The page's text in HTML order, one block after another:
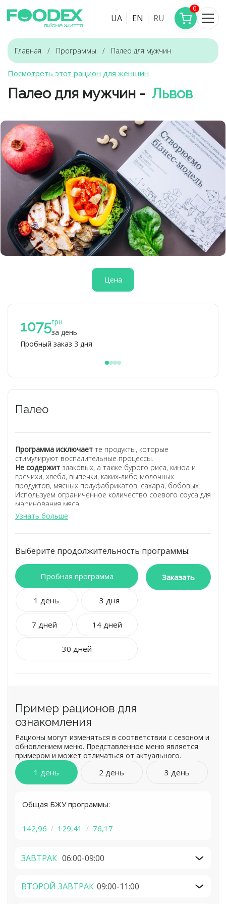
UA EN RU
0
Главная Программы Палео для мужчин
Посмотреть этот рацион для женщин
Палео для мужчин - Львов
Цена
1075грн
за день
Пробный заказ 3 дня
Палео
Программа исключает те продукты, которые
стимулируют воспалительные процессы.
Не содержит злаковых, а также бурого риса, киноа и
гречихи, хлеба, выпечки, каких-либо молочных
продуктов, мясных полуфабрикатов, сахара, бобовых.
Используем ограниченное количество соевого соуса для
маринования мяса.
Формируется врачом диетологом-эндокринологом в
соответствии не с количеством калорий, а учитывая
Все необходимые полезные элементы в вашем рационе.
Баланс белков, жиров и углеводов.
Подбор рациона по вашим параметрам.
Заболевания, при которых рекомендуется
придерживаться Палео-протокола: при наличии
артрита и псориаза, болезни Крона, целиакии,
железы, мочеполовой системы, вырезов, колите.
Узнать больше
Выберите продолжительность программы:
Пробная программа
1 день 3 дня
7 дней 14 дней
30 дней
Заказать
Пример рационов для
ознакомления
Рационы могут изменяться в соответствии с сезоном и
обновлением меню. Представленное меню является
примером и может отличаться от актуального.
1 день 2 день 3 день
Общая БЖУ программы:
142,96 129,41 76,17
ЗАВТРАК 06:00-09:00
ВТОРОЙ ЗАВТРАК 09:00-11:00